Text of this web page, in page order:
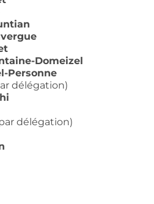
Domeizel
Personne
délégation)
délégation)